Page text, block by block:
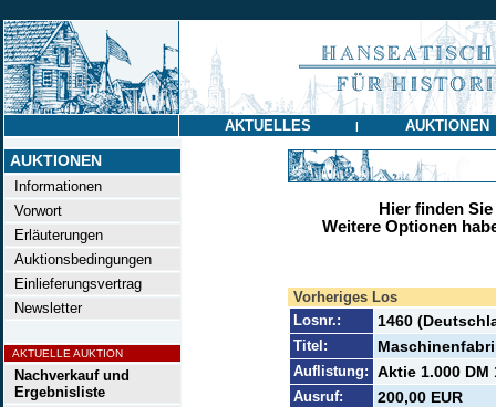
AKTUELLES | AUKTIONEN
AUKTIONEN
Informationen
Vorwort
Erläuterungen
Auktionsbedingungen
Einlieferungsvertrag
Newsletter
AKTUELLE AUKTION
Nachverkauf und
Ergebnisliste
Hier finden
Weitere Optionen
Vorheriges Los
Losnr.:
1460
Titel:
Auflistung: Aktie 1.000 DM
Ausruf: 200,00 EUR